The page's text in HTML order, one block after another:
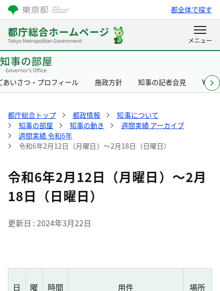
都全体で探す
あいさつ・プロフィール 施政方針 知事の記者会見
都庁総合トップ 都政情報
知事について
知事の部屋
知事の動き
週間実績 アーカイブ
週間実績 令和6年
令和6年2月12日（月曜日）～2月18日（日曜日）
令和6年2月12日（月曜日）～2月
18日（日曜日）
更新日 2024年3月22日
日 曜 時間 用件 場所